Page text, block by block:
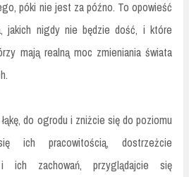
póki nie jest za późno. To opowieść
jakich nigdy nie będzie dość, i które
mają realną moc zmieniania świata
do ogrodu i zniżcie się do poziomu
ich pracowitością, dostrzeżcie
ich zachowań, przyglądajcie się